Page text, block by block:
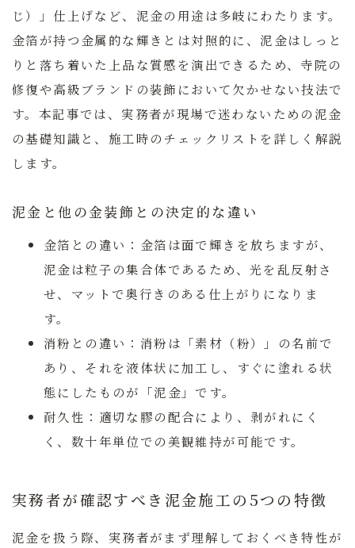
じ）」仕上げなど、泥金の用途は多岐にわたります。
金箔が持つ金属的な輝きとは対照的に、泥金はしっと
りと落ち着いた上品な質感を演出できるため、寺院の
修復や高級ブランドの装飾において欠かせない技法で
す。本記事では、実務者が現場で迷わないための泥金
の基礎知識と、施工時のチェックリストを詳しく解説
します。
泥金と他の金装飾との決定的な違い
金箔との違い： 金箔は面で輝きを放ちますが、
泥金は粒子の集合体であるため、光を乱反射さ
せ、マットで奥行きのある仕上がりになりま
す。
消粉との違い： 消粉は「素材（粉）」の名前で
あり、それを液体状に加工し、すぐに塗れる状
態にしたものが「泥金」です。
耐久性： 適切な膠の配合により、剥がれにく
く、数十年単位での美観維持が可能です。
実務者が確認すべき泥金施工の5つの特徴
泥金を扱う際、実務者がまず理解しておくべき特性が